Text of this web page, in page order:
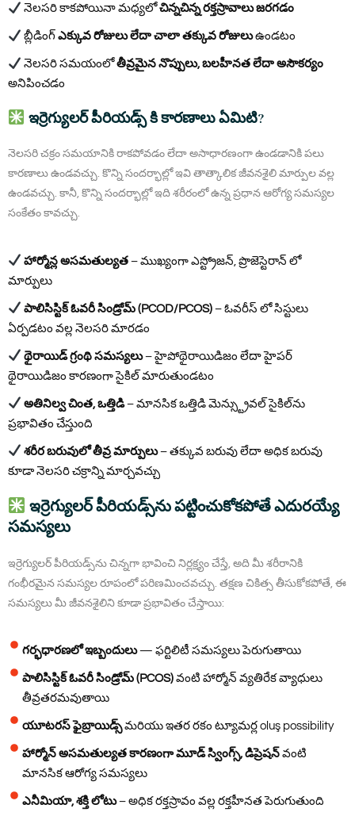
నెలసరి కాకపోయినా మధ్యలోచిన్నచిన్న రక్తస్రావాలు జరగడం
బ్లీడింగ్ఎక్కువ రోజులు లేదా చాలా తక్కువ రోజులుఉండటం
నెలసరి సమయంలోతీవ్రమైన నొప్పులు, బలహీనత లేదా అసౌకర్యం
అనిపించడం
ఇర్రెగ్యులర్ పీరియడ్స్ కి కారణాలు ఏమిటి?
నెలసరి చక్రం సమయానికి రాకపోవడం లేదా అసాధారణంగా ఉండడానికి పలు
కారణాలు ఉండవచ్చు. కొన్ని సందర్భాల్లో ఇవి తాత్కాలిక జీవనశైలి మార్పుల వల్ల
ఉండవచ్చు. కానీ, కొన్ని సందర్భాల్లో ఇది శరీరంలో ఉన్న ప్రధాన ఆరోగ్య సమస్యల
సంకేతం కావచ్చు.
హార్మోన్ల అసమతుల్యత – ముఖ్యంగా ఎస్ట్రోజన్, ప్రొజెస్టెరాన్ లో
మార్పులు
పాలిసిస్టిక్ ఓవరీ సిండ్రోమ్ (PCOD/PCOS) – ఓవరీస్ లో సిస్టులు
ఏర్పడటం వల్ల నెలసరి మారడం
థైరాయిడ్ గ్రంథి సమస్యలు– హైపోథైరాయిడిజం లేదా హైపర్
థైరాయిడిజం కారణంగా సైకిల్ మారుతుండటం
అతినిల్వ చింత, ఒత్తిడి– మానసిక ఒత్తిడి మెన్స్ట్రువల్ సైకిల్‌ను
ప్రభావితం చేస్తుంది
శరీర బరువులో తీవ్ర మార్పులు– తక్కువ బరువు లేదా అధిక బరువు
కూడా నెలసరి చక్రాన్ని మార్చవచ్చు
ఇర్రెగ్యులర్ పీరియడ్స్‌ను పట్టించుకోకపోతే ఎదురయ్యే
సమస్యలు
ఇర్రెగ్యులర్ పీరియడ్స్‌ను చిన్నగా భావించి నిర్లక్ష్యం చేస్తే, అది మీ శరీరానికి
గంభీరమైన సమస్యల రూపంలో పరిణమించవచ్చు. తక్షణ చికిత్స తీసుకోకపోతే, ఈ
సమస్యలు మీ జీవనశైలిని కూడా ప్రభావితం చేస్తాయి:
గర్భధారణలో ఇబ్బందులు— ఫర్టిలిటీ సమస్యలు పెరుగుతాయి
పాలిసిస్టిక్ ఓవరీ సిండ్రోమ్ (PCOS)వంటి హార్మోన్ వ్యతిరేక వ్యాధులు
తీవ్రతరమవుతాయి
యూటరస్ ఫైబ్రాయిడ్స్మరియు ఇతర రకం ట్యూమర్ల oluş possibility
హార్మోన్ అసమతుల్యత కారణంగా మూడ్ స్వింగ్స్, డిప్రెషన్వంటి
మానసిక ఆరోగ్య సమస్యలు
ఎనీమియా, శక్తి లోటు– అధిక రక్తస్రావం వల్ల రక్తహీనత పెరుగుతుంది